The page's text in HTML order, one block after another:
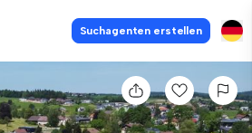
Suchagenten erstellen